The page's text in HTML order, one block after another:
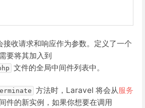
接收请求和响应作为参数。定义了一个
要将其加入到
文件的全局中间件列表中。
方法时，Laravel 将会从服务
件的新实例，如果你想要在调用